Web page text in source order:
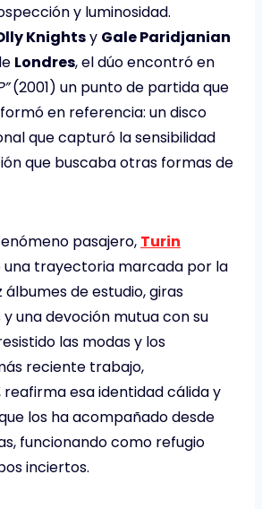
y luminosidad.
Knightsy Gale Paridjanian
Londres, el dúo encontró en
(2001) un punto de partida que
en referencia: un disco
que capturó la sensibilidad
que buscaba otras formas de
pasajero, Turin
una trayectoria marcada por la
de estudio, giras
una devoción mutua con su
las modas y los
reciente trabajo,
reafirma esa identidad cálida y
los ha acompañado desde
funcionando como refugio
inciertos.